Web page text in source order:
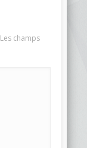
Les champs